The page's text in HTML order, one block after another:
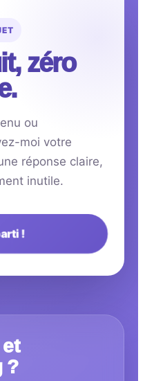
zéro
ou
moi votre
réponse claire,
inutile.
!
?